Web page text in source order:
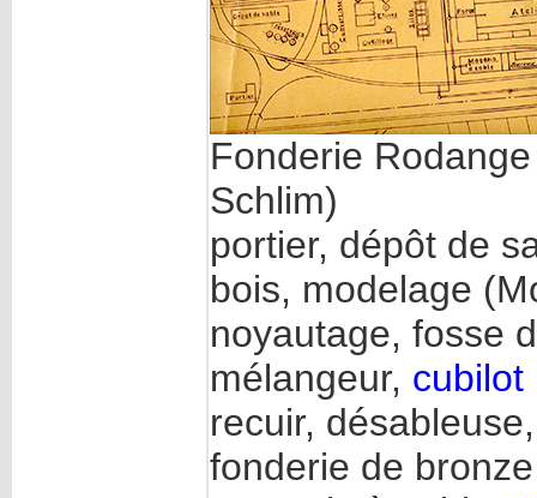
Fonderie
Schlim)
portier, dépôt de
bois, modelage
noyautage, fosse
mélangeur, cubilot
recuir,
fonderie de